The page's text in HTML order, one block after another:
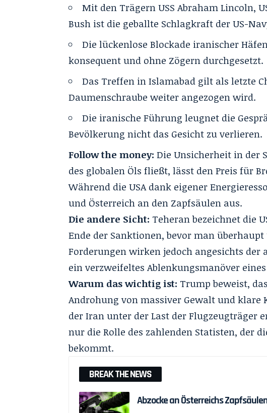
Mit den Trägern USS Abraham Lincoln,
Bush ist die geballte Schlagkraft der US-
Die lückenlose Blockade iranischer
konsequent und ohne Zögern durchgesetzt.
Das Treffen in Islamabad gilt als letzte
Daumenschraube weiter angezogen wird.
Die iranische Führung leugnet die
Bevölkerung nicht das Gesicht zu verlieren.
Follow the money: Die Unsicherheit in der
des globalen Öls fließt, lässt den Preis für
Während die USA dank eigener
und Österreich an den Zapfsäulen aus.
Die andere Sicht: Teheran bezeichnet die
Ende der Sanktionen, bevor man
Forderungen wirken jedoch angesichts
ein verzweifeltes Ablenkungsmanöver
Warum das wichtig ist: Trump beweist,
Androhung von massiver Gewalt und
der Iran unter der Last der Flugzeugträger
nur die Rolle des zahlenden Statisten, der
bekommt.
BREAK THE NEWS
Abzocke an Österreichs